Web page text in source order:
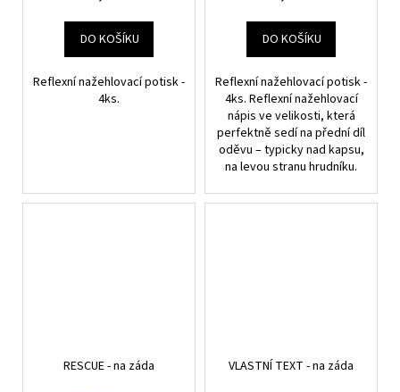
DO KOŠÍKU
Reflexní nažehlovací potisk -
4ks.
DO KOŠÍKU
Reflexní nažehlovací potisk -
4ks. Reflexní nažehlovací
nápis ve velikosti, která
perfektně sedí na přední díl
oděvu – typicky nad kapsu,
na levou stranu hrudníku.
RESCUE - na záda
VLASTNÍ TEXT - na záda